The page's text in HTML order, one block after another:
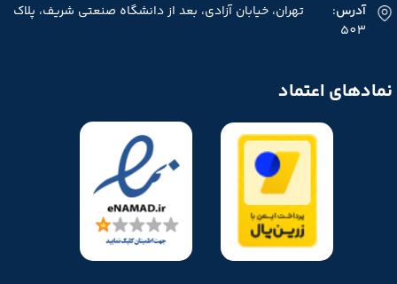
نمادهای اعتماد
آدرس: تهران، خیابان آزادی، بعد از دانشگاه صنعتی شریف، پلاک
503